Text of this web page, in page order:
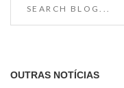
OUTRAS NOTÍCIAS